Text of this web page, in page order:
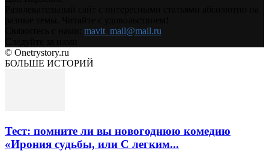
mavit_mail@mail.ru
© Onetrystory.ru
БОЛЬШЕ ИСТОРИЙ
Тест: помните ли вы новогоднюю комедию
«Ирония судьбы, или С легким...